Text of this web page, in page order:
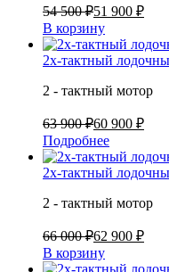
54 500 ₽51 900 ₽
В корзину
2х-тактный
2 - тактный мотор
63 900 ₽60 900 ₽
Подробнее
2х-тактный
2 - тактный мотор
66 000 ₽62 900 ₽
В корзину